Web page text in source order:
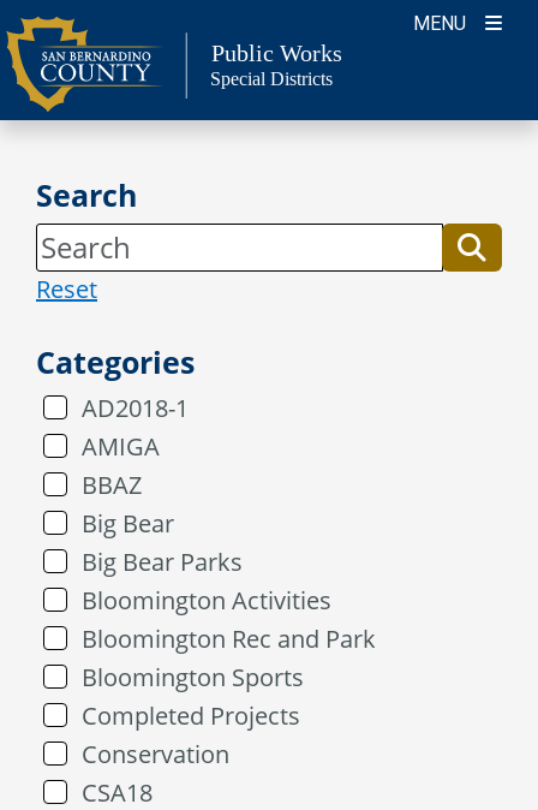
Skip
to
content
MENU
Public Works
Special Districts
Search
Reset
Categories
AD2018-1
AMIGA
BBAZ
Big Bear
Big Bear Parks
Bloomington Activities
Bloomington Rec and Park
Bloomington Sports
Completed Projects
Conservation
CSA18